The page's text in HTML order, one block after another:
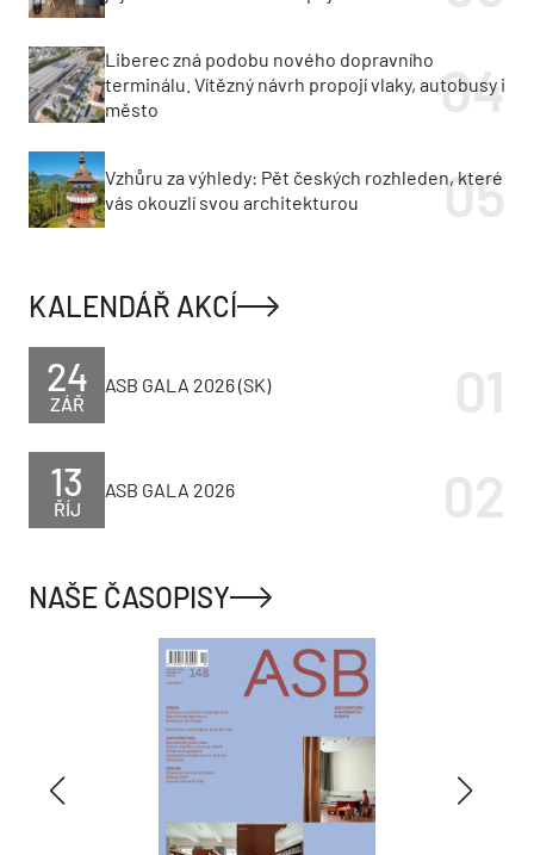
Liberec zná podobu nového dopravního
terminálu. Vítězný návrh propojí vlaky, autobusy i
město
Vzhůru za výhledy: Pět českých rozhleden, které
vás okouzlí svou architekturou
KALENDÁŘ AKCÍ
ZÁŘ
24 ASB GALA 2026 (SK)
ŘÍJ
13 ASB GALA 2026
NAŠE ČASOPISY